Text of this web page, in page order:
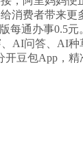
消费者带来
每通办事0.5
问答、AI
豆包App，